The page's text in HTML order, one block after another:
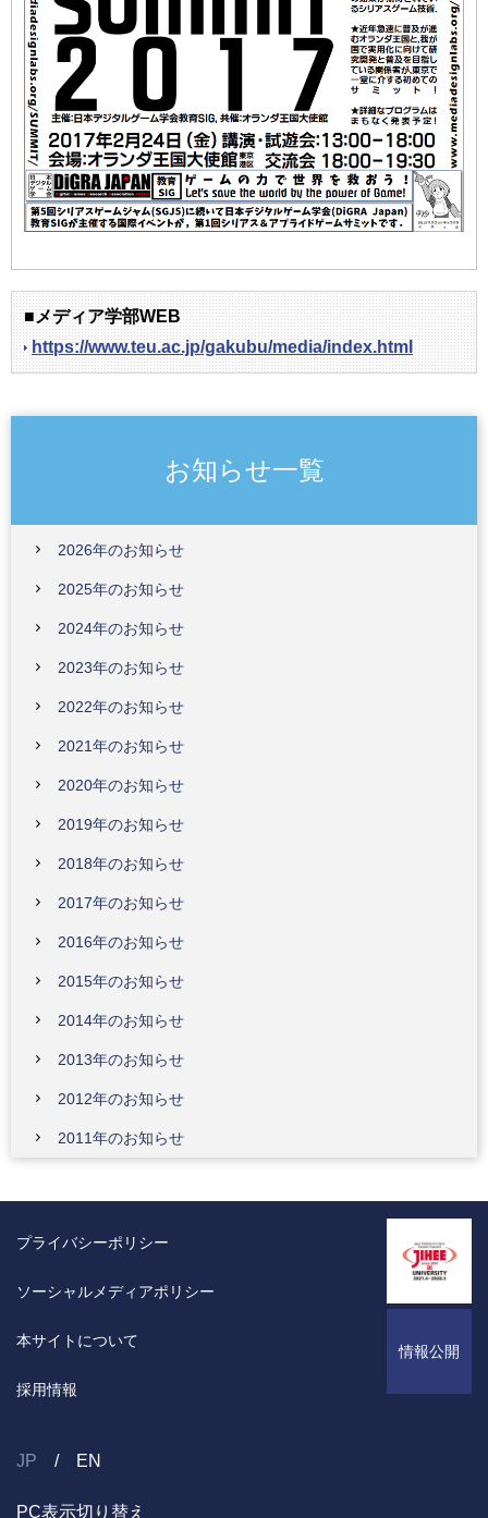
■メディア学部WEB
https://www.teu.ac.jp/gakubu/media/index.html
お知らせ一覧
2026年のお知らせ
2025年のお知らせ
2024年のお知らせ
2023年のお知らせ
2022年のお知らせ
2021年のお知らせ
2020年のお知らせ
2019年のお知らせ
2018年のお知らせ
2017年のお知らせ
2016年のお知らせ
2015年のお知らせ
2014年のお知らせ
2013年のお知らせ
2012年のお知らせ
2011年のお知らせ
情報公開
プライバシーポリシー
ソーシャルメディアポリシー
本サイトについて
採用情報
JP EN
PC表示切り替え